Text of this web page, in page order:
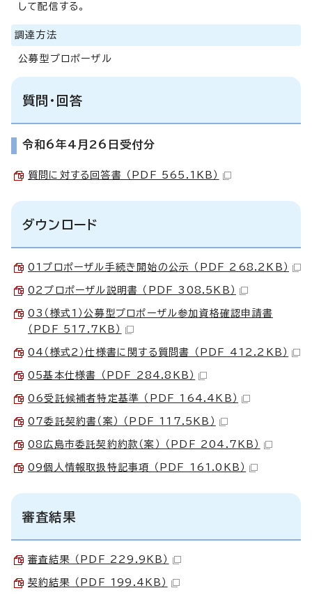
して配信する。
調達方法
公募型プロポーザル
質問・回答
令和6年4月26日受付分
質問に対する回答書 （PDF 565.1KB）
ダウンロード
01プロポーザル手続き開始の公示 （PDF 268.2KB）
02プロポーザル説明書 （PDF 308.5KB）
03（様式1）公募型プロポーザル参加資格確認申請書
（PDF 517.7KB）
04（様式2）仕様書に関する質問書 （PDF 412.2KB）
05基本仕様書 （PDF 284.8KB）
06受託候補者特定基準 （PDF 164.4KB）
07委託契約書（案） （PDF 117.5KB）
08広島市委託契約約款（案） （PDF 204.7KB）
09個人情報取扱特記事項 （PDF 161.0KB）
審査結果
審査結果 （PDF 229.9KB）
契約結果 （PDF 199.4KB）